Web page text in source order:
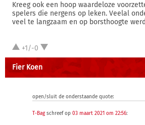
Kreeg ook een hoop waardeloze
spelers die nergens op leken. Veelal
veel te langzaam en op borsthoogte
+1/-0
Fier Koen
open/sluit de onderstaande quote:
T-Bag schreef op 03 maart 2021 om 22:56: